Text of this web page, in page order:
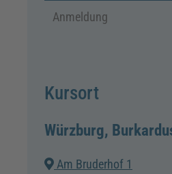
Anmeldung
Kursort
Würzburg,
Am Bruderhof 1